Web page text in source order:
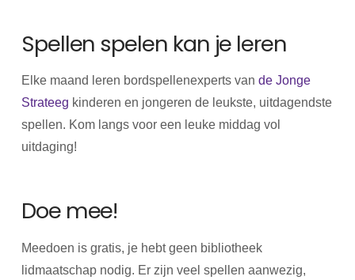
Spellen spelen kan je leren
Elke maand leren bordspellenexperts van de Jonge
Strateeg kinderen en jongeren de leukste, uitdagendste
spellen. Kom langs voor een leuke middag vol
uitdaging!
Doe mee!
Meedoen is gratis, je hebt geen bibliotheek
lidmaatschap nodig. Er zijn veel spellen aanwezig,